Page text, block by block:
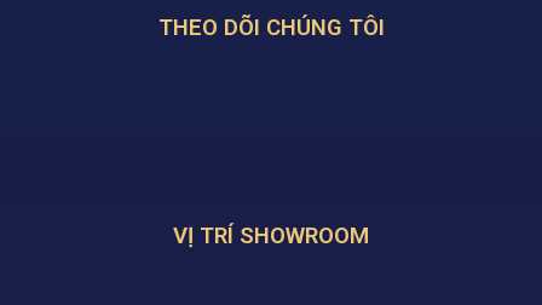
THEO DÕI CHÚNG TÔI
VỊ TRÍ SHOWROOM